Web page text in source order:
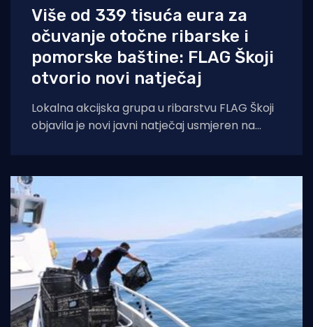
Više od 339 tisuća eura za
očuvanje otočne ribarske i
pomorske baštine: FLAG Škoji
otvorio novi natječaj
Lokalna akcijska grupa u ribarstvu FLAG Škoji
objavila je novi javni natječaj usmjeren na